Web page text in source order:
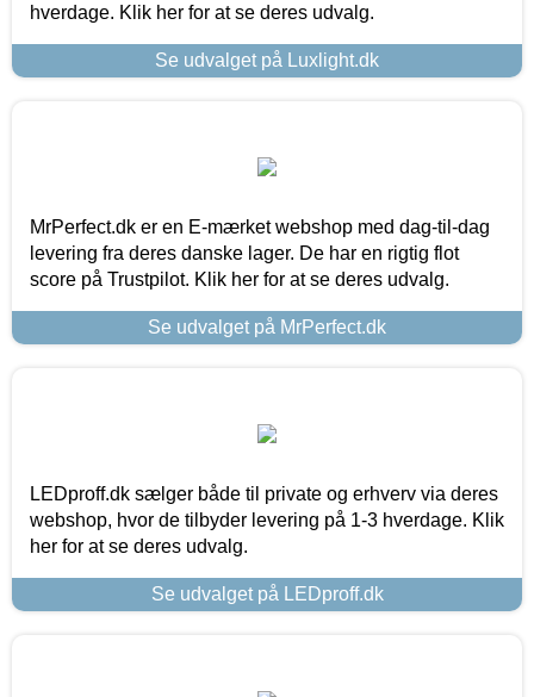
hverdage. Klik her for at se deres udvalg.
Se udvalget på Luxlight.dk
MrPerfect.dk er en E-mærket webshop med dag-til-dag
levering fra deres danske lager. De har en rigtig flot
score på Trustpilot. Klik her for at se deres udvalg.
Se udvalget på MrPerfect.dk
LEDproff.dk sælger både til private og erhverv via deres
webshop, hvor de tilbyder levering på 1-3 hverdage. Klik
her for at se deres udvalg.
Se udvalget på LEDproff.dk